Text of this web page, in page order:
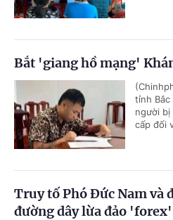
Bắt 'giang hồ mạng'
tỉnh Bắc
người
cấp đối
Truy tố Phó Đức Nam và
đường dây lừa đảo 'forex'